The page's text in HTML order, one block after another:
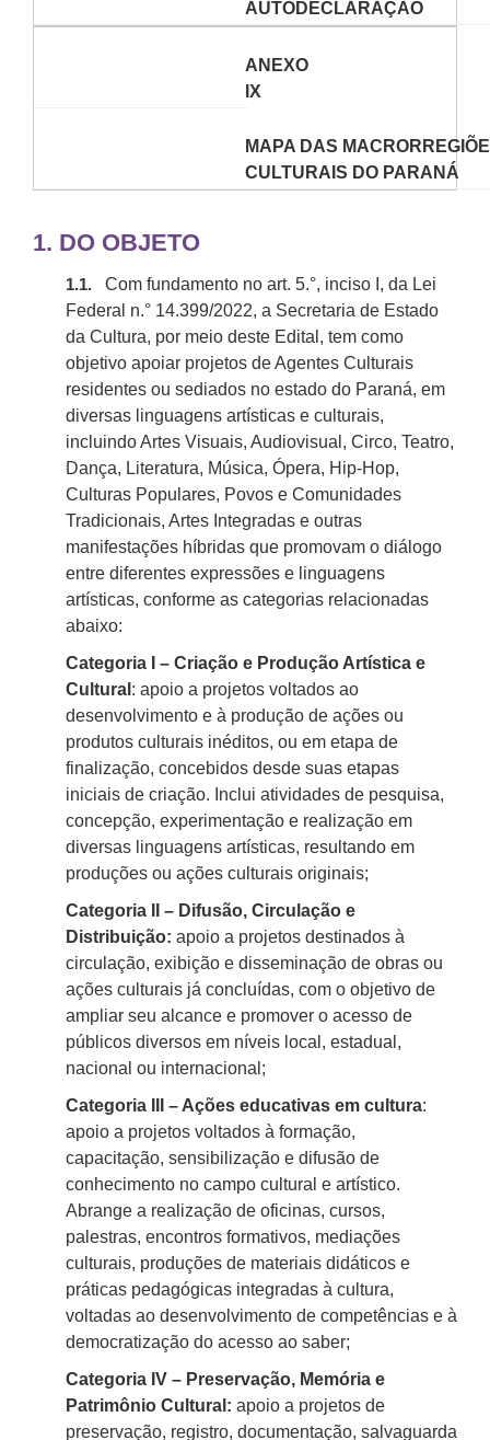
AUTODECLARAÇÃO
ANEXO
IX
MAPA DAS
CULTURAIS DO PARANÁ
1. DO OBJETO
1.1. Com fundamento no art. 5.°, inciso I, da Lei
Federal n.° 14.399/2022, a Secretaria de Estado
da Cultura, por meio deste Edital, tem como
objetivo apoiar projetos de Agentes Culturais
residentes ou sediados no estado do Paraná, em
diversas linguagens artísticas e culturais,
incluindo Artes Visuais, Audiovisual, Circo, Teatro,
Dança, Literatura, Música, Ópera, Hip-Hop,
Culturas Populares, Povos e Comunidades
Tradicionais, Artes Integradas e outras
manifestações híbridas que promovam o diálogo
entre diferentes expressões e linguagens
artísticas, conforme as categorias relacionadas
abaixo:
Categoria I – Criação e Produção Artística e
Cultural : apoio a projetos voltados ao
desenvolvimento e à produção de ações ou
produtos culturais inéditos, ou em etapa de
finalização, concebidos desde suas etapas
iniciais de criação. Inclui atividades de pesquisa,
concepção, experimentação e realização em
diversas linguagens artísticas, resultando em
produções ou ações culturais originais;
Categoria II – Difusão, Circulação e
Distribuição: apoio a projetos destinados à
circulação, exibição e disseminação de obras ou
ações culturais já concluídas, com o objetivo de
ampliar seu alcance e promover o acesso de
públicos diversos em níveis local, estadual,
nacional ou internacional;
Categoria III – Ações educativas em cultura:
apoio a projetos voltados à formação,
capacitação, sensibilização e difusão de
conhecimento no campo cultural e artístico.
Abrange a realização de oficinas, cursos,
palestras, encontros formativos, mediações
culturais, produções de materiais didáticos e
práticas pedagógicas integradas à cultura,
voltadas ao desenvolvimento de competências e à
democratização do acesso ao saber;
Categoria IV – Preservação, Memória e
Patrimônio Cultural: apoio a projetos de
preservação, registro, documentação, salvaguarda